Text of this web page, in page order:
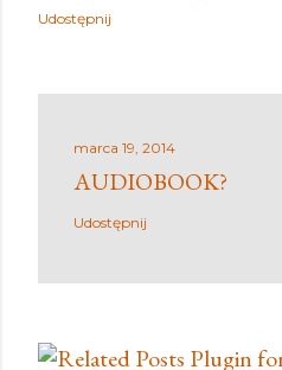
Udostępnij
marca 19, 2014
AUDIOBOOK?
Udostępnij